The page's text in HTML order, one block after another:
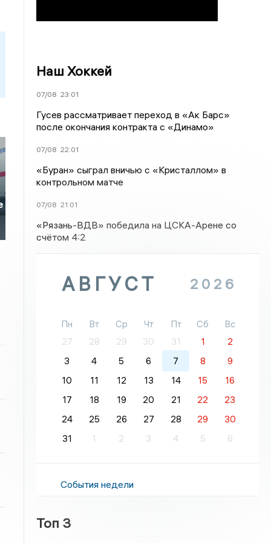
Наш Хоккей
07/08 23:01
Гусев рассматривает переход в «Ак Барс»
после окончания контракта с «Динамо»
07/08 22:01
«Буран» сыграл вничью с «Кристаллом» в
контрольном матче
07/08 21:01
«Рязань-ВДВ» победила на ЦСКА-Арене со
счётом 4:2
АВГУСТ 2026
Пн Вт Ср Чт Пт Сб
Вс
27
28 29 30 31 1
2
3
4 5 6 7 8
9
10
11 12 13 14 15
16
17
18 19 20 21 22
23
24
25 26 27 28 29
30
31
1 2 3 4 5 6
События недели
Топ 3